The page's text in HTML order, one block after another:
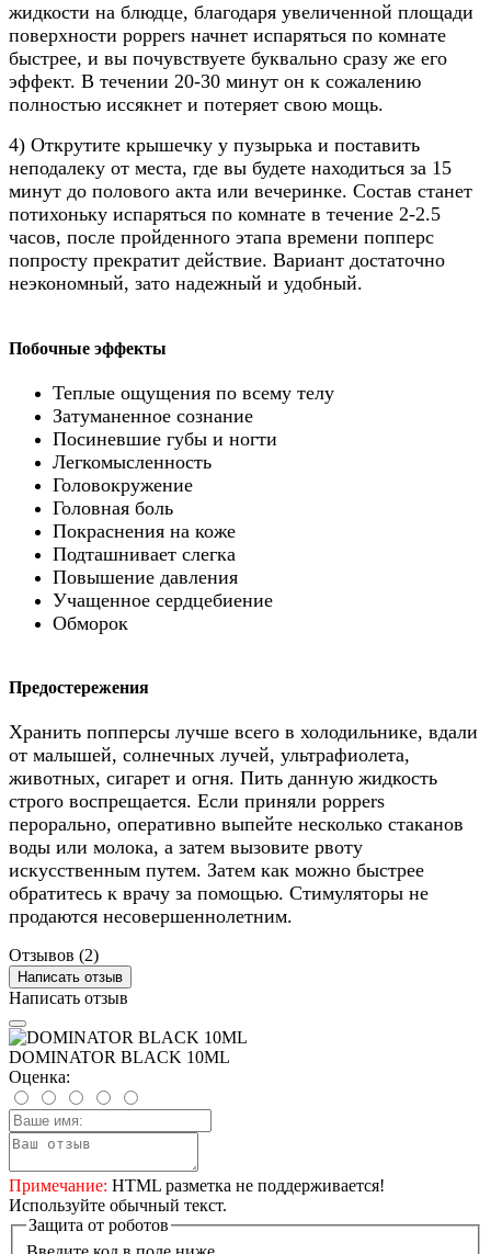
жидкости на блюдце, благодаря увеличенной площади
поверхности poppers начнет испаряться по комнате
быстрее, и вы почувствуете буквально сразу же его
эффект. В течении 20-30 минут он к сожалению
полностью иссякнет и потеряет свою мощь.
4) Открутите крышечку у пузырька и поставить
неподалеку от места, где вы будете находиться за 15
минут до полового акта или вечеринке. Состав станет
потихоньку испаряться по комнате в течение 2-2.5
часов, после пройденного этапа времени попперс
попросту прекратит действие. Вариант достаточно
неэкономный, зато надежный и удобный.
Побочные эффекты
Теплые ощущения по всему телу
Затуманенное сознание
Посиневшие губы и ногти
Легкомысленность
Головокружение
Головная боль
Покраснения на коже
Подташнивает слегка
Повышение давления
Учащенное сердцебиение
Обморок
Предостережения
Хранить попперсы лучше всего в холодильнике, вдали
от малышей, солнечных лучей, ультрафиолета,
животных, сигарет и огня. Пить данную жидкость
строго воспрещается. Если приняли poppers
перорально, оперативно выпейте несколько стаканов
воды или молока, а затем вызовите рвоту
искусственным путем. Затем как можно быстрее
обратитесь к врачу за помощью. Стимуляторы не
продаются несовершеннолетним.
Отзывов (2)
Написать отзыв
Написать отзыв
DOMINATOR BLACK 10ML
Оценка:
Примечание: HTML разметка не поддерживается!
Используйте обычный текст.
Защита от роботов